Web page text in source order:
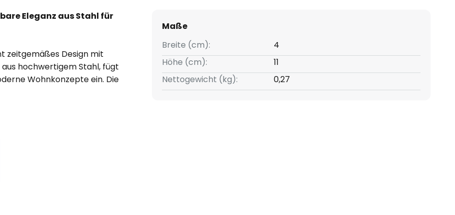
Eleganz aus Stahl für
zeitgemäßes Design mit
hochwertigem Stahl, fügt
Wohnkonzepte ein. Die
eine gezielte
für die perfekte
FOURTY ist seine
und Langlebigkeit garantiert.
und Design macht ihn zu
Maße
Breite (cm):
4
Höhe (cm):
11
Nettogewicht (kg):
0,27